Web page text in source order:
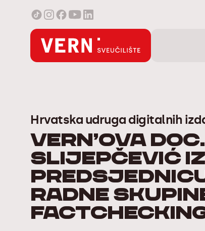
Hrvatska udruga digitalnih
VERN’ova
Slijepčević
predsjednicu
Radne